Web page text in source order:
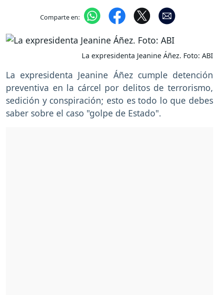
Comparte en:
La expresidenta Jeanine Áñez. Foto: ABI
La expresidenta Jeanine Áñez cumple detención
preventiva en la cárcel por delitos de terrorismo,
sedición y conspiración; esto es todo lo que debes
saber sobre el caso "golpe de Estado".